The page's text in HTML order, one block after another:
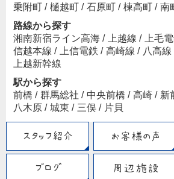
乗附町 / 樋越町 / 石原町 / 棟高町 / 南
路線から探す
湘南新宿ライン高海 / 上越線 / 上毛
信越本線 / 上信電鉄 / 高崎線 / 八高線
上越新幹線
駅から探す
前橋 / 群馬総社 / 中央前橋 / 高崎 / 新
八木原 / 城東 / 三俣 / 片貝